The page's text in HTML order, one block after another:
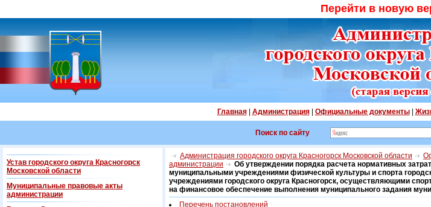
Перейти в новую
Главная| Администрация| Официальные документы|
Поиск по сайту
Устав городского округа Красногорск
Московской области
Муниципальные правовые акты
администрации
Администрация городского округа Красногорск Московской области
администрации
Об утверждении порядка расчета нормативных
муниципальными учреждениями физической культуры и спорта
учреждениями городского округа Красногорск, осуществляющими
на финансовое обеспечение выполнения муниципального задания
Перечень постановлений